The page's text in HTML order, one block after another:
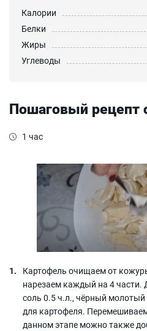
Калории
Белки
Жиры
Углеводы
Пошаговый рецепт
1 час
Картофель очищаем от
нарезаем каждый на 4 части.
соль 0.5 ч.л., чёрный
для картофеля.
данном этапе можно также